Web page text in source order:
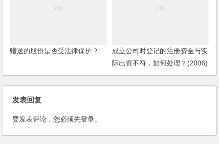
赠送的股份是否受法律保护？
成立公司时登记的注册资金与实
际出资不符，如何处理？(2006)
发表回复
要发表评论，您必须先登录。